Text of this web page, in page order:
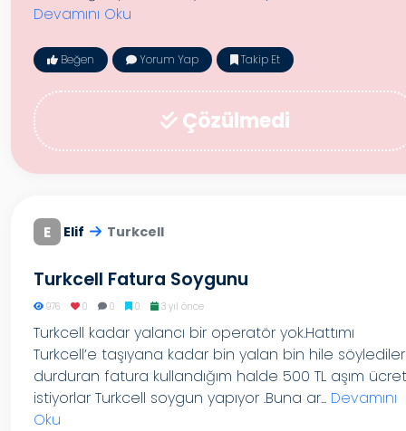
Devamını Oku
Beğen Yorum Yap Takip Et
Çözülmedi
E Elif Turkcell
Turkcell Fatura Soygunu
976 0 0 0 3 yıl önce
Turkcell kadar yalancı bir operatör yok.Hattımı
Turkcell’e taşıyana kadar bin yalan bin hile söylediler
durduran fatura kullandığım halde 500 TL aşım
istiyorlar Turkcell soygun yapıyor .Buna ar... Devamını
Oku